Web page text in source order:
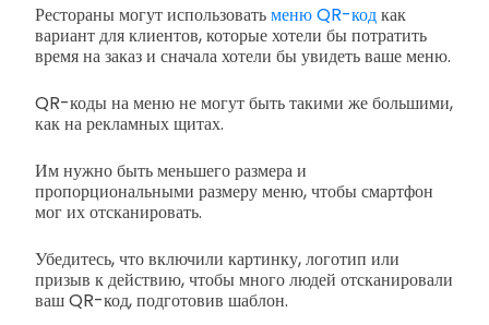
Рестораны могут использоватьменю QR-кодкак
вариант для клиентов, которые хотели бы потратить
время на заказ и сначала хотели бы увидеть ваше меню.
QR-коды на меню не могут быть такими же большими,
как на рекламных щитах.
Им нужно быть меньшего размера и
пропорциональными размеру меню, чтобы смартфон
мог их отсканировать.
Убедитесь, что включили картинку, логотип или
призыв к действию, чтобы много людей отсканировали
ваш QR-код, подготовив шаблон.